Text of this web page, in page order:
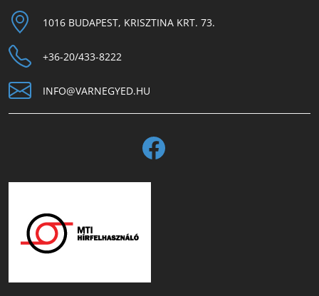
1016 BUDAPEST, KRISZTINA KRT. 73.
+36-20/433-8222
INFO@VARNEGYED.HU